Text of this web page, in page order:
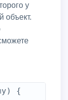
у
объект.
{